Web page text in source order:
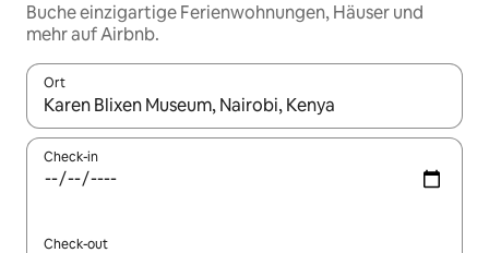
Buche einzigartige Ferienwohnungen, Häuser und
mehr auf Airbnb.
Ort
Wenn Ergebnisse verfügbar sind, navigiere mit den
Check-in
Check-out